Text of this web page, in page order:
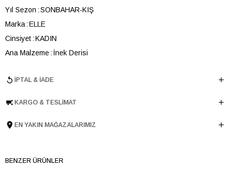
Yıl Sezon SONBAHAR-KIŞ
Marka ELLE
Cinsiyet KADIN
Ana Malzeme İnek Derisi
Topuk Boyu 6 cm
Menşei TURKIYE
İPTAL & İADE
KARGO & TESLIMAT
EN YAKIN MAĞAZALARIMIZ
BENZER ÜRÜNLER